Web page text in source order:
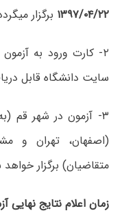
۱۳۹۷/۰۴/۲۲ برگزار
۲- کارت ورود به
سایت دانشگاه قابل
۳- آزمون در شهر قم
(اصفهان، تهران و
متقاضیان) برگزار
زمان اعلام نتایج نهایی